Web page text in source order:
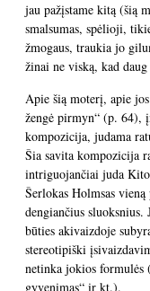
jau pažįstame kitą (šią
smalsumas, spėlioji,
žmogaus, traukia jo
žinai ne viską, kad
Apie šią moterį, apie
žengė pirmyn“ (p. 64),
kompozicija, judama
Šia savita kompozicija
intriguojančiai juda
Šerlokas Holmsas
dengiančius
būties akivaizdoje
stereotipiški
netinka jokios formulės
gyvenimas“ ir kt.).